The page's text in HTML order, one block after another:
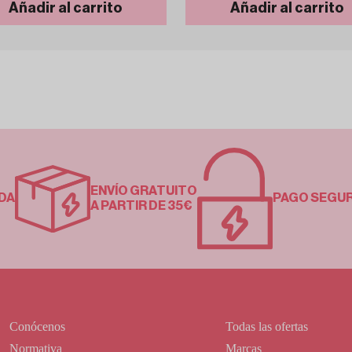
Añadir al carrito Añadir al carrito
ENVÍO GRATUITO
A PARTIR DE 35€
PAGO
Conócenos
Normativa
Todas las ofertas
Marcas